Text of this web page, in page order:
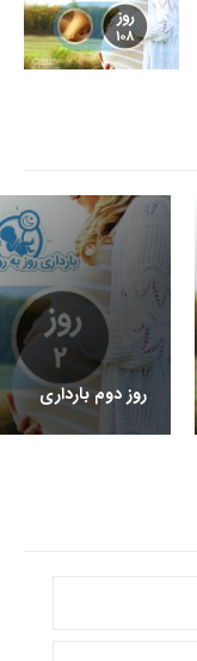
روز دوم بارداری